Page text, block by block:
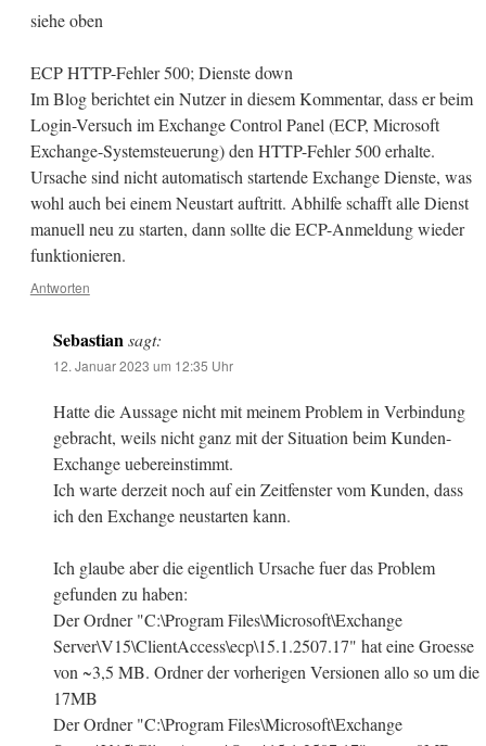
siehe oben
ECP HTTP-Fehler 500; Dienste down
Im Blog berichtet ein Nutzer in diesem Kommentar, dass er beim
Login-Versuch im Exchange Control Panel (ECP, Microsoft
Exchange-Systemsteuerung) den HTTP-Fehler 500 erhalte.
Ursache sind nicht automatisch startende Exchange Dienste, was
wohl auch bei einem Neustart auftritt. Abhilfe schafft alle Dienst
manuell neu zu starten, dann sollte die ECP-Anmeldung wieder
funktionieren.
Antworten
Sebastian sagt:
12. Januar 2023 um 12:35 Uhr
Hatte die Aussage nicht mit meinem Problem in Verbindung
gebracht, weils nicht ganz mit der Situation beim Kunden-
Exchange uebereinstimmt.
Ich warte derzeit noch auf ein Zeitfenster vom Kunden, dass
ich den Exchange neustarten kann.
Ich glaube aber die eigentlich Ursache fuer das Problem
gefunden zu haben:
Der Ordner "C:\Program Files\Microsoft\Exchange
Server\V15\ClientAccess\ecp\15.1.2507.17" hat eine Groesse
von ~3,5 MB. Ordner der vorherigen Versionen allo so um die
17MB
Der Ordner "C:\Program Files\Microsoft\Exchange